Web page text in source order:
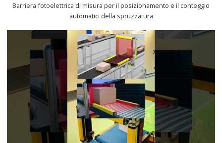
Barriera fotoelettrica di misura per il posizionamento e il conteggio
automatici della spruzzatura